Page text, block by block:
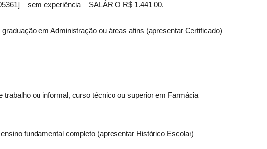
– sem experiência – SALÁRIO R$ 1.441,00.
em Administração ou áreas afins (apresentar Certificado)
ou informal, curso técnico ou superior em Farmácia
fundamental completo (apresentar Histórico Escolar) –